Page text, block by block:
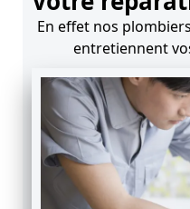
En effet nos
entretiennent